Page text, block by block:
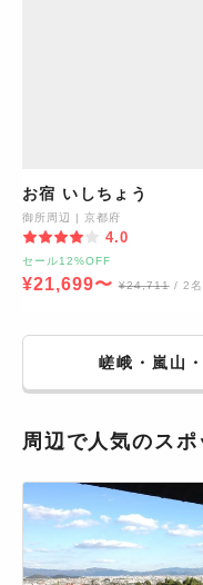
お宿 いしちょう
御所周辺 | 京都府
4.0
セール12%OFF
¥21,699〜 ¥24,711 / 2名
嵯峨・嵐山
周辺で人気のスポ